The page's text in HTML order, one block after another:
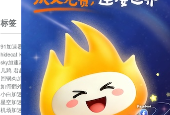
标签
91加速器 bluelayer加速器
clash节点
hidecat kuai500 panda加速器
plex加速器
sky加速器
telegram加速器 中信加速器
云梯加速器
几鸡 君越加速器 哔咔漫画加速器
唐师傅加速器
回锅肉加速器
坚果加速器 壹点加速器
如何翻外墙网站 小哈vp加速器
小火箭加速器
小白加速器
布谷vp加速器 心阶云 快连
星空加速器
最新版clash安卓下载
月光加速器
机场加速器
松果云 极快加速器
梯子加速器